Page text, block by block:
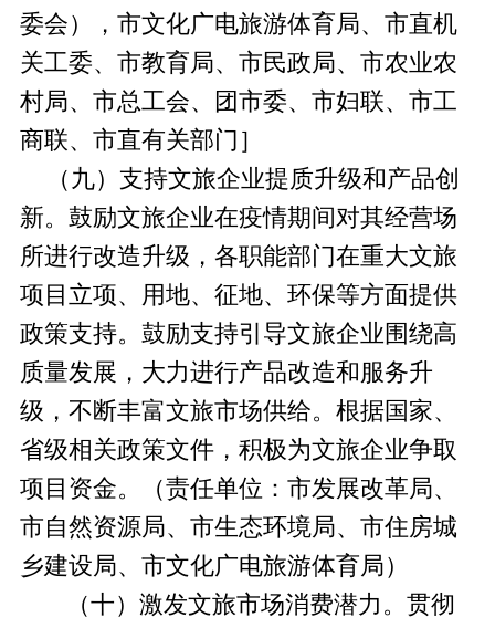
委会），市文化广电旅游体育局、市直机
关工委、市教育局、市民政局、市农业农
村局、市总工会、团市委、市妇联、市工
商联、市直有关部门］
（九）支持文旅企业提质升级和产品创
新。 鼓励文旅企业在疫情期间对其经营场
所进行改造升级，各职能部门在重大文旅
项目立项、用地、征地、环保等方面提供
政策支持。鼓励支持引导文旅企业围绕高
质量发展，大力进行产品改造和服务升
级，不断丰富文旅市场供给。根据国家、
省级相关政策文件，积极为文旅企业争取
项目资金。
（责任单位：市发展改革局、
市自然资源局、市生态环境局、市住房城
乡建设局、市文化广电旅游体育局）
（十）激发文旅市场消费潜力。 贯彻